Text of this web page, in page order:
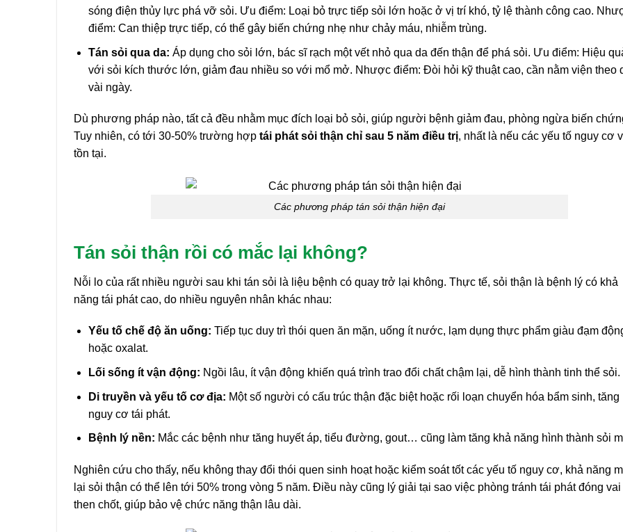
sóng điện thủy lực phá vỡ sỏi. Ưu điểm: Loại bỏ trực tiếp sỏi lớn hoặc ở vị trí khó, tỷ lệ thành công cao.
điểm: Can thiệp trực tiếp, có thể gây biến chứng nhẹ như chảy máu, nhiễm trùng.
Tán sỏi qua da: Áp dụng cho sỏi lớn, bác sĩ rạch một vết nhỏ qua da đến thận để phá sỏi. Ưu điểm: Hiệu
với sỏi kích thước lớn, giảm đau nhiều so với mổ mở. Nhược điểm: Đòi hỏi kỹ thuật cao, cần nằm viện theo
vài ngày.
Dù phương pháp nào, tất cả đều nhằm mục đích loại bỏ sỏi, giúp người bệnh giảm đau, phòng ngừa biến
Tuy nhiên, có tới 30-50% trường hợp tái phát sỏi thận chỉ sau 5 năm điều trị, nhất là nếu các yếu tố nguy cơ
tồn tại.
Các phương pháp tán sỏi thận hiện đại
Tán sỏi thận rồi có mắc lại không?
Nỗi lo của rất nhiều người sau khi tán sỏi là liệu bệnh có quay trở lại không. Thực tế, sỏi thận là bệnh lý có khả
năng tái phát cao, do nhiều nguyên nhân khác nhau:
Yếu tố chế độ ăn uống: Tiếp tục duy trì thói quen ăn mặn, uống ít nước, lạm dụng thực phẩm giàu đạm
hoặc oxalat.
Lối sống ít vận động: Ngồi lâu, ít vận động khiến quá trình trao đổi chất chậm lại, dễ hình thành tinh thể sỏi.
Di truyền và yếu tố cơ địa: Một số người có cấu trúc thận đặc biệt hoặc rối loạn chuyển hóa bẩm sinh, tăng
nguy cơ tái phát.
Bệnh lý nền: Mắc các bệnh như tăng huyết áp, tiểu đường, gout… cũng làm tăng khả năng hình thành sỏi
Nghiên cứu cho thấy, nếu không thay đổi thói quen sinh hoạt hoặc kiểm soát tốt các yếu tố nguy cơ, khả năng
lại sỏi thận có thể lên tới 50% trong vòng 5 năm. Điều này cũng lý giải tại sao việc phòng tránh tái phát đóng vai
then chốt, giúp bảo vệ chức năng thận lâu dài.